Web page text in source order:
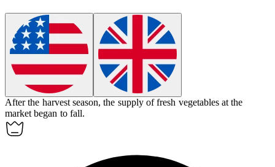
After the harvest season, the supply of fresh vegetables at the
market began to fall.